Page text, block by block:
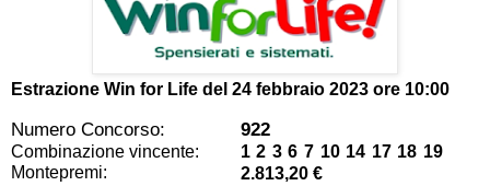
Estrazione Win for Life del 24 febbraio 2023 ore 10:00
Numero Concorso: 922
Combinazione vincente:
1 2 3 6 7 10 14 17 18 19
Montepremi:
2.813,20 €